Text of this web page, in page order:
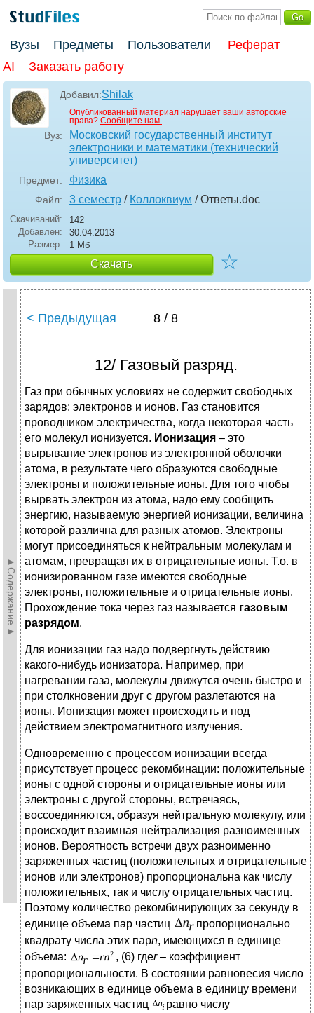
Вузы Предметы Пользователи
Реферат
AI
Заказать работу
Добавил:Shilak
Опубликованный материал нарушает ваши авторские
права? Сообщите нам.
Вуз:
Московский государственный институт
электроники и математики (технический
университет)
Предмет: Физика
Файл: 3 семестр / Коллоквиум / Ответы.doc
Скачиваний:
142
Добавлен:
30.04.2013
Размер:
1 Мб
Скачать ☆
►Содержание►
< Предыдущая 8 / 8
12/ Газовый разряд.
Газ при обычных условиях не содержит свободных
зарядов: электронов и ионов. Газ становится
проводником электричества, когда некоторая часть
его молекул ионизуется. Ионизация – это
вырывание электронов из электронной оболочки
атома, в результате чего образуются свободные
электроны и положительные ионы. Для того чтобы
вырвать электрон из атома, надо ему сообщить
энергию, называемую энергией ионизации, величина
которой различна для разных атомов. Электроны
могут присоединяться к нейтральным молекулам и
атомам, превращая их в отрицательные ионы. Т.о. в
ионизированном газе имеются свободные
электроны, положительные и отрицательные ионы.
Прохождение тока через газ называется газовым
разрядом.
Для ионизации газ надо подвергнуть действию
какого-нибудь ионизатора. Например, при
нагревании газа, молекулы движутся очень быстро и
при столкновении друг с другом разлетаются на
ионы. Ионизация может происходить и под
действием электромагнитного излучения.
Одновременно с процессом ионизации всегда
присутствует процесс рекомбинации: положительные
ионы с одной стороны и отрицательные ионы или
электроны с другой стороны, встречаясь,
воссоединяются, образуя нейтральную молекулу, или
происходит взаимная нейтрализация разноименных
ионов. Вероятность встречи двух разноименно
заряженных частиц (положительных и отрицательные
ионов или электронов) пропорциональна как числу
положительных, так и числу отрицательных частиц.
Поэтому количество рекомбинирующих за секунду в
единице объема пар частиц
пропорционально
квадрату числа этих парn, имеющихся в единице
объема:
, (6) гдеr– коэффициент
пропорциональности. В состоянии равновесия число
возникающих в единице объема в единицу времени
пар заряженных частиц
равно числу